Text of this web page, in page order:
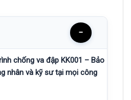
−
chống va đập KK001 – Bảo
nhân và kỹ sư tại mọi công